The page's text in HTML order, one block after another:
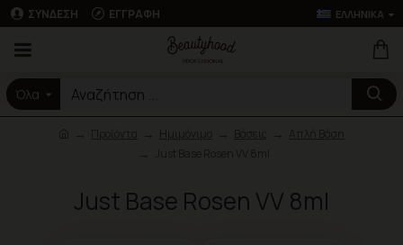
ΣΎΝΔΕΣΗ ΕΓΓΡΑΦΉ ΕΛΛΗΝΙΚΆ
Όλα
Just Base Rosen VV 8ml